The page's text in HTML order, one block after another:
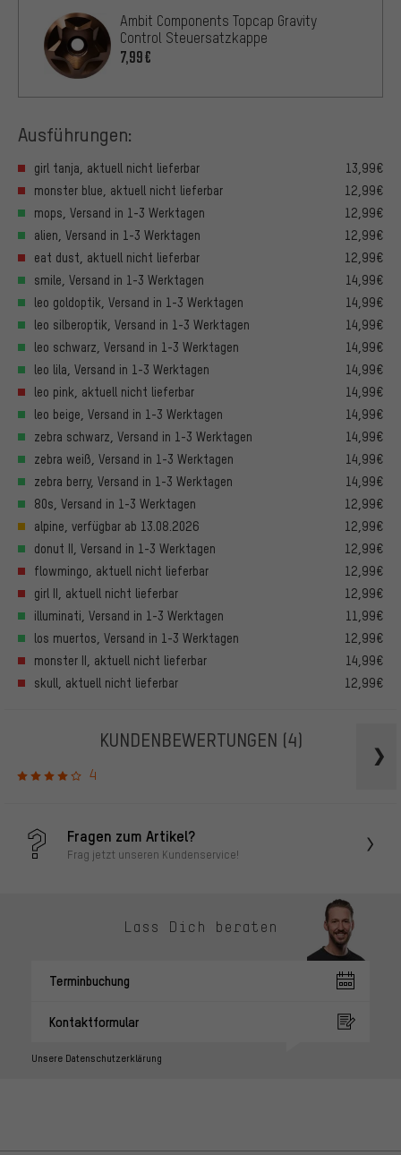
Ambit Components Topcap Gravity
Control Steuersatzkappe
7,99€
Ausführungen:
girl tanja, aktuell nicht lieferbar
13,99€
monster blue, aktuell nicht lieferbar
12,99€
mops, Versand in 1-3 Werktagen
12,99€
alien, Versand in 1-3 Werktagen
12,99€
eat dust, aktuell nicht lieferbar
12,99€
smile, Versand in 1-3 Werktagen
14,99€
leo goldoptik, Versand in 1-3 Werktagen
14,99€
leo silberoptik, Versand in 1-3 Werktagen
14,99€
leo schwarz, Versand in 1-3 Werktagen
14,99€
leo lila, Versand in 1-3 Werktagen
14,99€
leo pink, aktuell nicht lieferbar
14,99€
leo beige, Versand in 1-3 Werktagen
14,99€
zebra schwarz, Versand in 1-3 Werktagen
14,99€
zebra weiß, Versand in 1-3 Werktagen
14,99€
zebra berry, Versand in 1-3 Werktagen
14,99€
80s, Versand in 1-3 Werktagen
12,99€
alpine, verfügbar ab 13.08.2026
12,99€
donut II, Versand in 1-3 Werktagen
12,99€
flowmingo, aktuell nicht lieferbar
12,99€
girl II, aktuell nicht lieferbar
12,99€
illuminati, Versand in 1-3 Werktagen
11,99€
los muertos, Versand in 1-3 Werktagen
12,99€
monster II, aktuell nicht lieferbar
14,99€
skull, aktuell nicht lieferbar
12,99€
KUNDENBEWERTUNGEN (4)
4
Fragen zum Artikel?
Frag jetzt unseren Kundenservice!
Lass Dich beraten
Terminbuchung
Kontaktformular
Unsere Datenschutzerklärung